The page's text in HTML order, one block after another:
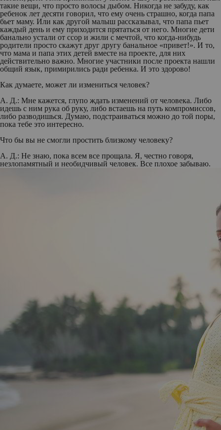
такие вещи, что просто волосы дыбом. Никогда не забуду, как
ребенок лет десяти говорил, что ему очень страшно, когда папа
бьет маму. Или как другой малыш рассказывал, что папа пьет
каждый день и ему приходится прятаться от него. Многие дети
банально устали от ссор и жили с мечтой, что когда-нибудь
родители просто скажут друг другу банальное «привет!». И то,
что мама и папа этих детей вместе на проекте, для них
действительно важно. Многие участники после проекта нашли
общий язык, примирились ради ребенка. И это здорово!
Как думаете, может ли измениться человек?
А. Д.: Мне кажется, глупо ждать изменений от человека. Либо
идешь с ним рука об руку, либо встаешь на путь компромиссов,
либо разводишься. Думаю, подстраиваться можно до той поры,
пока тебе это интересно.
Что бы вы не смогли простить близкому человеку?
А. Д.: Не знаю, пока всем все прощала. Я, честно говоря,
незлопамятный и необидчивый человек. Все плохое забываю.